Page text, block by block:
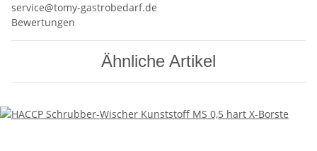
service@tomy-gastrobedarf.de
Bewertungen
Ähnliche Artikel